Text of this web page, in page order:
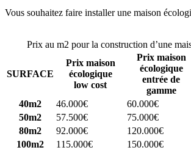
Vous souhaitez faire installer une maison
Prix au m2 pour la construction d’une
SURFACE
Prix maison
écologique
low cost
Prix maison
écologique
entrée de
gamme
40m2
46.000€ 60.000€
50m2
57.500€ 75.000€
80m2
92.000€ 120.000€
100m2
115.000€ 150.000€